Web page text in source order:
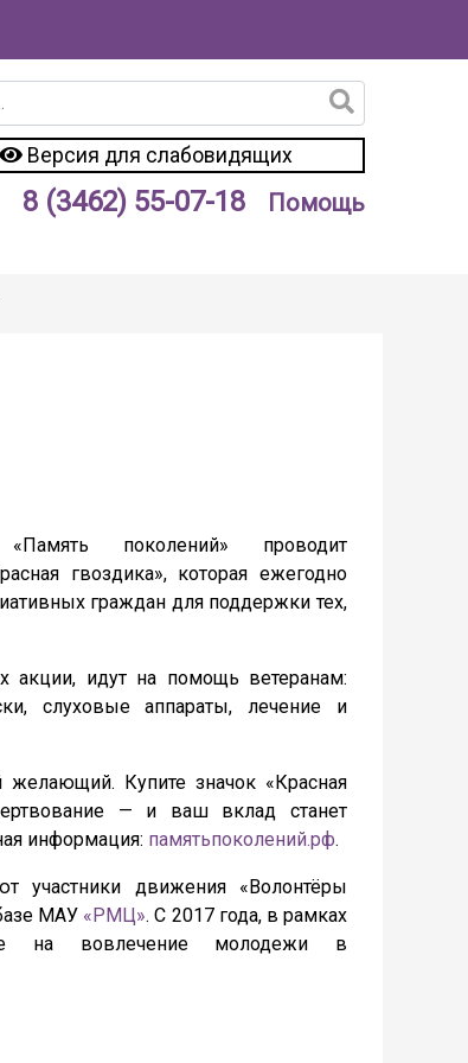
Версия для слабовидящих
8 (3462) 55-07-18 Помощь
поколений» проводит
гвоздика», которая ежегодно
граждан для поддержки тех,
акции, идут на помощь ветеранам:
слуховые аппараты, лечение и
Купите значок «Красная
— и ваш вклад станет
информация: памятьпоколений.рф.
участники движения «Волонтёры
МАУ «РМЦ». С 2017 года, в рамках
на вовлечение молодежи в